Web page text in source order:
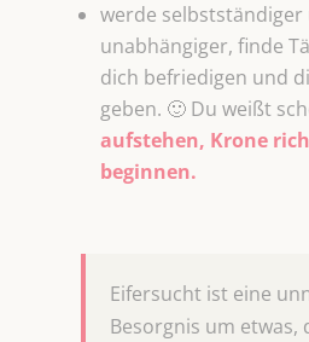
werde selbstständiger
unabhängiger, finde
dich befriedigen und
geben. 🙂 Du weißt
aufstehen, Krone
beginnen.
Eifersucht ist eine
Besorgnis um etwas,